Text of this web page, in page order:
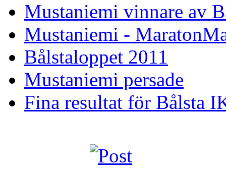
Mustaniemi vinnare av
Mustaniemi -
Bålstaloppet 2011
Mustaniemi persade
Fina resultat för Bålsta